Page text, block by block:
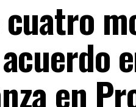
cuatro
en